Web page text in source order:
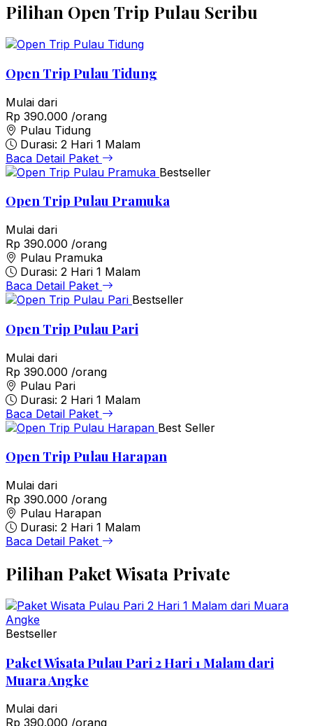
Pilihan Open Trip Pulau Seribu
Open Trip Pulau Tidung
Mulai dari
Rp 390.000 /orang
Pulau Tidung
Durasi: 2 Hari 1 Malam
Baca Detail Paket
Bestseller
Open Trip Pulau Pramuka
Mulai dari
Rp 390.000 /orang
Pulau Pramuka
Durasi: 2 Hari 1 Malam
Baca Detail Paket
Bestseller
Open Trip Pulau Pari
Mulai dari
Rp 390.000 /orang
Pulau Pari
Durasi: 2 Hari 1 Malam
Baca Detail Paket
Best Seller
Open Trip Pulau Harapan
Mulai dari
Rp 390.000 /orang
Pulau Harapan
Durasi: 2 Hari 1 Malam
Baca Detail Paket
Pilihan Paket Wisata Private
Bestseller
Paket Wisata Pulau Pari 2 Hari 1 Malam dari
Muara Angke
Mulai dari
Rp 390.000 /orang